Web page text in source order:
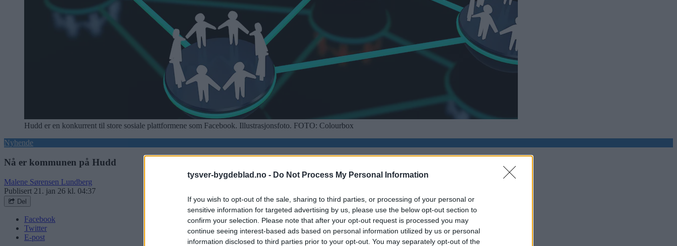
tysver-bygdeblad.no - Do Not Process My Personal Information
If you wish to opt-out of the sale, sharing to third parties, or processing of your personal or
sensitive information for targeted advertising by us, please use the below opt-out section to
confirm your selection. Please note that after your opt-out request is processed you may
continue seeing interest-based ads based on personal information utilized by us or personal
information disclosed to third parties prior to your opt-out. You may separately opt-out of the
Hudd er en konkurrent til store sosiale plattformene som Facebook. Illustrasjonsfoto. FOTO: Colourbox
Nyhende
Nå er kommunen på Hudd
Malene Sørensen Lundberg
Publisert 21. jan 26 kl. 04:37
Del
Facebook
Twitter
E-post